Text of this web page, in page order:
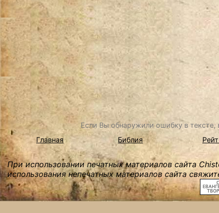
Если Вы обнаружили ошибку в
Главная
Библия
При использовании печатных материалов сайта
использования непечатных материалов сайта